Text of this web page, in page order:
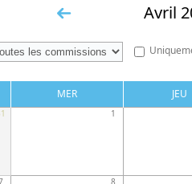
Avril
Préc.
MER JEU
1
8